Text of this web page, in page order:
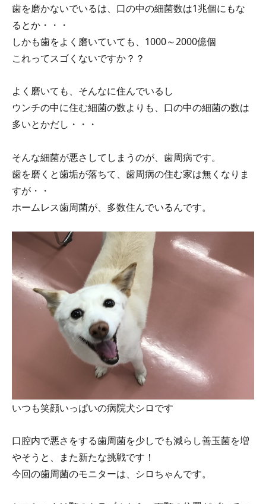
歯を磨かないでいるは、口の中の細菌数は1兆個にもな
るとか・・・
しかも歯をよく磨いていても、1000～2000億個
これってスゴくないですか？？
よく磨いても、そんなに住んでいるし
ウンチの中に住む細菌の数よりも、口の中の細菌の数は
多いとかだし・・・
そんな細菌が悪さしてしまうのが、歯周病です。
歯を磨くと歯垢が落ちて、歯周病の住む家は無くなりま
すが・・
ホームレス歯周菌が、多数住んでいるんです。
いつも笑顔いっぱいの病院犬シロです
口腔内で悪さをする歯周菌を少しでも減らし善玉菌を増
やそうと、また新たな挑戦です！
今回の歯周菌のモニターは、シロちゃんです。